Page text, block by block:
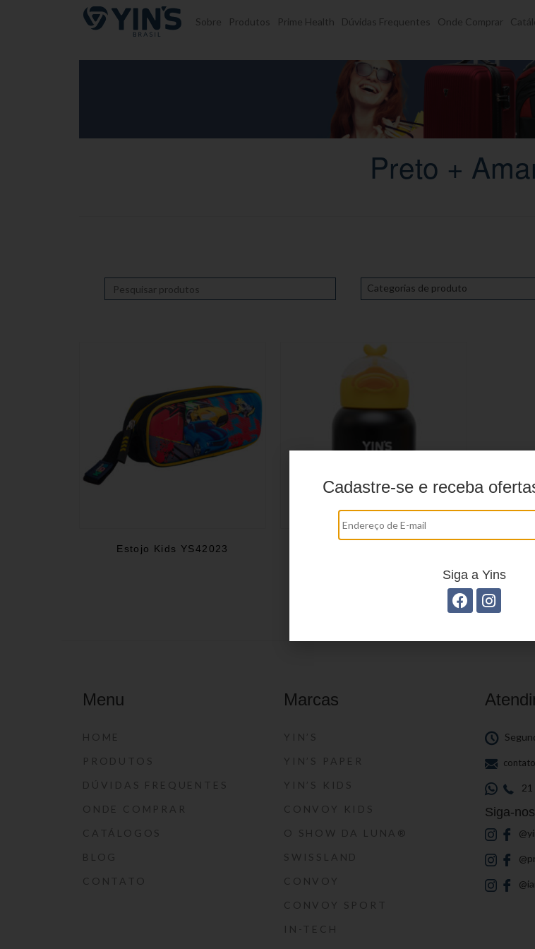
Pular para o conteúdo Sobre Produtos Prime Health Dúvidas Frequentes Onde Comprar
Preto +
Categorias de produto
Estojo Kids YS42023
Menu
HOME
PRODUTOS
DÚVIDAS FREQUENTES
ONDE COMPRAR
CATÁLOGOS
BLOG
CONTATO
Marcas
YIN’S
YIN’S PAPER
YIN’S KIDS
CONVOY KIDS
O SHOW DA LUNA®
SWISSLAND
CONVOY
CONVOY SPORT
IN-TECH
Siga-nos
Cadastre-se e receba
Siga a Yins